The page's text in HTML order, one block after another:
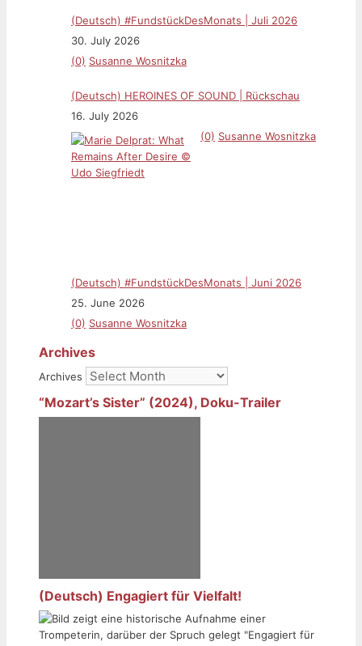
(Deutsch) #FundstückDesMonats | Juli 2026
30. July 2026
(0) Susanne Wosnitzka
(Deutsch) HEROINES OF SOUND | Rückschau
16. July 2026
(0) Susanne Wosnitzka
(Deutsch) #FundstückDesMonats | Juni 2026
25. June 2026
(0) Susanne Wosnitzka
Archives
Archives
“Mozart’s Sister” (2024), Doku-Trailer
(Deutsch) Engagiert für Vielfalt!